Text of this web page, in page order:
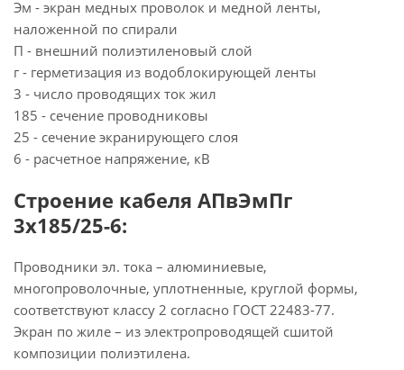
Эм - экран медных проволок и медной ленты,
наложенной по спирали
П - внешний полиэтиленовый слой
г - герметизация из водоблокирующей ленты
3 - число проводящих ток жил
185 - сечение проводниковы
25 - сечение экранирующего слоя
6 - расчетное напряжение, кВ
Строение кабеля АПвЭмПг
3х185/25-6:
Проводники эл. тока – алюминиевые,
многопроволочные, уплотненные, круглой формы,
соответствуют классу 2 согласно ГОСТ 22483-77.
Экран по жиле – из электропроводящей сшитой
композиции полиэтилена.